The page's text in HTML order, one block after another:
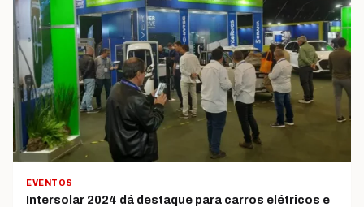
EVENTOS
Intersolar 2024 dá destaque para carros elétricos e